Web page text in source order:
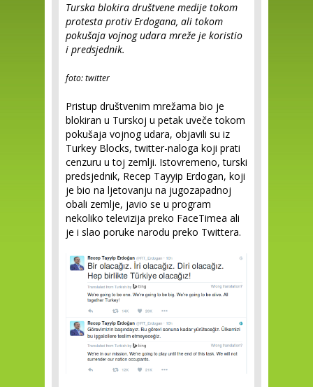
Turska blokira društvene medije tokom
protesta protiv Erdogana, ali tokom
pokušaja vojnog udara mreže je koristio
i predsjednik.
foto: twitter
Pristup društvenim mrežama bio je
blokiran u Turskoj u petak uveče tokom
pokušaja vojnog udara, objavili su iz
Turkey Blocks, twitter-naloga koji prati
cenzuru u toj zemlji. Istovremeno, turski
predsjednik, Recep Tayyip Erdogan, koji
je bio na ljetovanju na jugozapadnoj
obali zemlje, javio se u program
nekoliko televizija preko FaceTimea ali
je i slao poruke narodu preko Twittera.